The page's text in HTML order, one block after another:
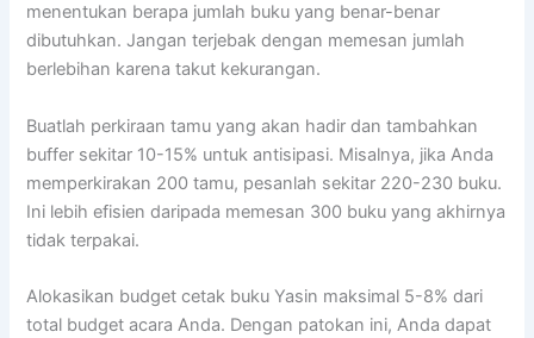
menentukan berapa jumlah buku yang benar-benar
dibutuhkan. Jangan terjebak dengan memesan jumlah
berlebihan karena takut kekurangan.
Buatlah perkiraan tamu yang akan hadir dan tambahkan
buffer sekitar 10-15% untuk antisipasi. Misalnya, jika Anda
memperkirakan 200 tamu, pesanlah sekitar 220-230 buku.
Ini lebih efisien daripada memesan 300 buku yang akhirnya
tidak terpakai.
Alokasikan budget cetak buku Yasin maksimal 5-8% dari
total budget acara Anda. Dengan patokan ini, Anda dapat